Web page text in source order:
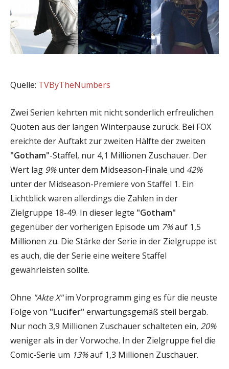
Quelle: TVByTheNumbers
Zwei Serien kehrten mit nicht sonderlich erfreulichen
Quoten aus der langen Winterpause zurück. Bei FOX
ereichte der Auftakt zur zweiten Hälfte der zweiten
"Gotham"-Staffel, nur 4,1 Millionen Zuschauer. Der
Wert lag 9%unter dem Midseason-Finale und 42%
unter der Midseason-Premiere von Staffel 1. Ein
Lichtblick waren allerdings die Zahlen in der
Zielgruppe 18-49. In dieser legte "Gotham"
gegenüber der vorherigen Episode um 7%auf 1,5
Millionen zu. Die Stärke der Serie in der Zielgruppe ist
es auch, die der Serie eine weitere Staffel
gewährleisten sollte.
Ohne "Akte X"im Vorprogramm ging es für die neuste
Folge von "Lucifer" erwartungsgemäß steil bergab.
Nur noch 3,9 Millionen Zuschauer schalteten ein, 20%
weniger als in der Vorwoche. In der Zielgruppe fiel die
Comic-Serie um 13%auf 1,3 Millionen Zuschauer.